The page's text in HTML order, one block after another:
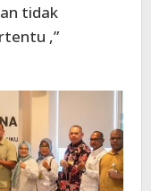
tidak
,”